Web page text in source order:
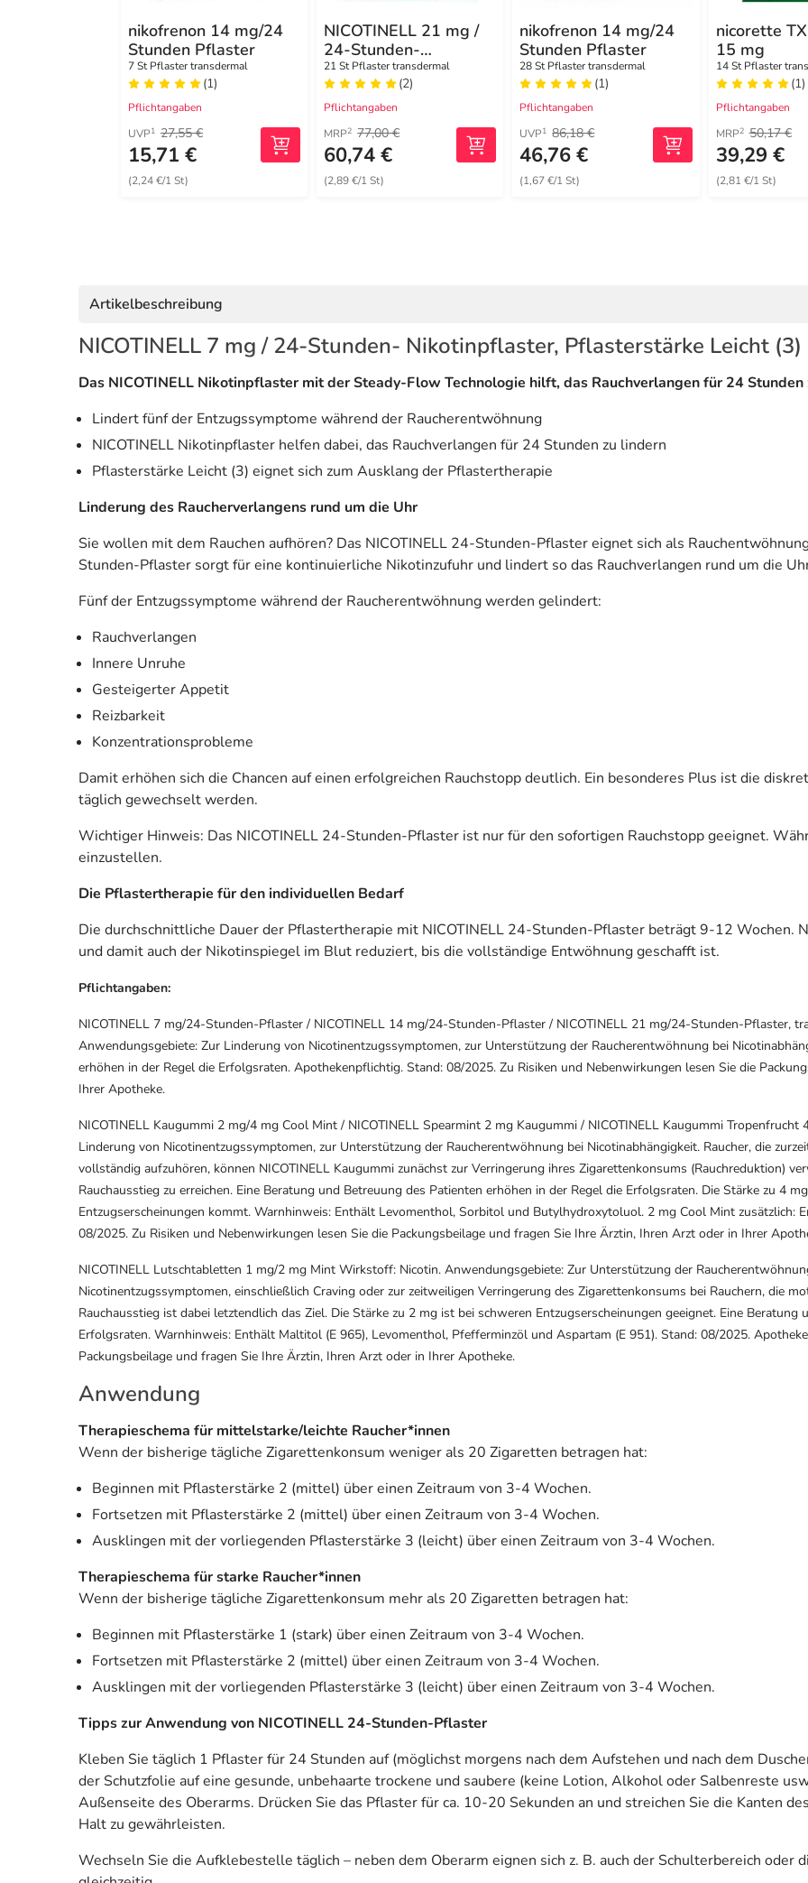
nikofrenon 14 mg/24
Stunden Pflaster
7 St Pflaster transdermal
(1)
Pflichtangaben
UVP1 27,55 €
15,71 €
(2,24 €/1 St)
NICOTINELL 21 mg /
24-Stunden-
Nikotinpflaster,
Pflasterstärke Stark
(1)
21 St Pflaster transdermal
(2)
Pflichtangaben
MRP2 77,00 €
60,74 €
(2,89 €/1 St)
nikofrenon 14 mg/24
Stunden Pflaster
28 St Pflaster transdermal
(1)
Pflichtangaben
UVP1 86,18 €
46,76 €
(1,67 €/1 St)
nicorette
15 mg
14 St Pflaster
(1)
Pflichtangaben
MRP2 50,17 €
39,29 €
(2,81 €/1 St)
Artikelbeschreibung
NICOTINELL 7 mg / 24-Stunden- Nikotinpflaster, Pflasterstärke Leicht (3)
Das NICOTINELL Nikotinpflaster mit der Steady-Flow Technologie hilft, das Rauchverlangen für 24 Stunden
Lindert fünf der Entzugssymptome während der Raucherentwöhnung
NICOTINELL Nikotinpflaster helfen dabei, das Rauchverlangen für 24 Stunden zu lindern
Pflasterstärke Leicht (3) eignet sich zum Ausklang der Pflastertherapie
Linderung des Raucherverlangens rund um die Uhr
Sie wollen mit dem Rauchen aufhören? Das NICOTINELL 24-Stunden-Pflaster eignet sich als
Stunden-Pflaster sorgt für eine kontinuierliche Nikotinzufuhr und lindert so das Rauchverlangen rund um die
Fünf der Entzugssymptome während der Raucherentwöhnung werden gelindert:
Rauchverlangen
Innere Unruhe
Gesteigerter Appetit
Reizbarkeit
Konzentrationsprobleme
Damit erhöhen sich die Chancen auf einen erfolgreichen Rauchstopp deutlich. Ein besonderes Plus ist die
täglich gewechselt werden.
Wichtiger Hinweis: Das NICOTINELL 24-Stunden-Pflaster ist nur für den sofortigen Rauchstopp geeignet.
einzustellen.
Die Pflastertherapie für den individuellen Bedarf
Die durchschnittliche Dauer der Pflastertherapie mit NICOTINELL 24-Stunden-Pflaster beträgt 9-12 Wochen.
und damit auch der Nikotinspiegel im Blut reduziert, bis die vollständige Entwöhnung geschafft ist.
Pflichtangaben:
NICOTINELL 7 mg/24-Stunden-Pflaster / NICOTINELL 14 mg/24-Stunden-Pflaster / NICOTINELL 21 mg/24-Stunden-Pflaster,
Anwendungsgebiete: Zur Linderung von Nicotinentzugssymptomen, zur Unterstützung der Raucherentwöhnung bei
erhöhen in der Regel die Erfolgsraten. Apothekenpflichtig. Stand: 08/2025. Zu Risiken und Nebenwirkungen lesen Sie die
Ihrer Apotheke.
NICOTINELL Kaugummi 2 mg/4 mg Cool Mint / NICOTINELL Spearmint 2 mg Kaugummi / NICOTINELL Kaugummi
Linderung von Nicotinentzugssymptomen, zur Unterstützung der Raucherentwöhnung bei Nicotinabhängigkeit. Raucher, die
vollständig aufzuhören, können NICOTINELL Kaugummi zunächst zur Verringerung ihres Zigarettenkonsums (Rauchreduktion)
Rauchausstieg zu erreichen. Eine Beratung und Betreuung des Patienten erhöhen in der Regel die Erfolgsraten. Die Stärke zu 4
Entzugserscheinungen kommt. Warnhinweis: Enthält Levomenthol, Sorbitol und Butylhydroxytoluol. 2 mg Cool Mint
08/2025. Zu Risiken und Nebenwirkungen lesen Sie die Packungsbeilage und fragen Sie Ihre Ärztin, Ihren Arzt oder in Ihrer
NICOTINELL Lutschtabletten 1 mg/2 mg Mint Wirkstoff: Nicotin. Anwendungsgebiete: Zur Unterstützung der
Nicotinentzugssymptomen, einschließlich Craving oder zur zeitweiligen Verringerung des Zigarettenkonsums bei Rauchern, die
Rauchausstieg ist dabei letztendlich das Ziel. Die Stärke zu 2 mg ist bei schweren Entzugserscheinungen geeignet. Eine
Erfolgsraten. Warnhinweis: Enthält Maltitol (E 965), Levomenthol, Pfefferminzöl und Aspartam (E 951). Stand: 08/2025.
Packungsbeilage und fragen Sie Ihre Ärztin, Ihren Arzt oder in Ihrer Apotheke.
Anwendung
Therapieschema für mittelstarke/leichte Raucher*innen
Wenn der bisherige tägliche Zigarettenkonsum weniger als 20 Zigaretten betragen hat:
Beginnen mit Pflasterstärke 2 (mittel) über einen Zeitraum von 3-4 Wochen.
Fortsetzen mit Pflasterstärke 2 (mittel) über einen Zeitraum von 3-4 Wochen.
Ausklingen mit der vorliegenden Pflasterstärke 3 (leicht) über einen Zeitraum von 3-4 Wochen.
Therapieschema für starke Raucher*innen
Wenn der bisherige tägliche Zigarettenkonsum mehr als 20 Zigaretten betragen hat:
Beginnen mit Pflasterstärke 1 (stark) über einen Zeitraum von 3-4 Wochen.
Fortsetzen mit Pflasterstärke 2 (mittel) über einen Zeitraum von 3-4 Wochen.
Ausklingen mit der vorliegenden Pflasterstärke 3 (leicht) über einen Zeitraum von 3-4 Wochen.
Tipps zur Anwendung von NICOTINELL 24-Stunden-Pflaster
Kleben Sie täglich 1 Pflaster für 24 Stunden auf (möglichst morgens nach dem Aufstehen und nach dem
der Schutzfolie auf eine gesunde, unbehaarte trockene und saubere (keine Lotion, Alkohol oder Salbenreste
Außenseite des Oberarms. Drücken Sie das Pflaster für ca. 10-20 Sekunden an und streichen Sie die Kanten
Halt zu gewährleisten.
Wechseln Sie die Aufklebestelle täglich – neben dem Oberarm eignen sich z. B. auch der Schulterbereich oder